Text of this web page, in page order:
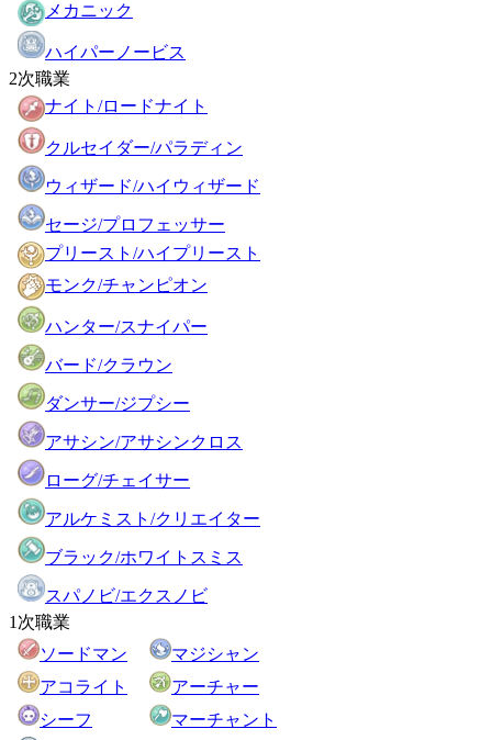
メカニック
ハイパーノービス
2次職業
ナイト/ロードナイト
クルセイダー/パラディン
ウィザード/ハイウィザード
セージ/プロフェッサー
プリースト/ハイプリースト
モンク/チャンピオン
ハンター/スナイパー
バード/クラウン
ダンサー/ジプシー
アサシン/アサシンクロス
ローグ/チェイサー
アルケミスト/クリエイター
ブラック/ホワイトスミス
スパノビ/エクスノビ
1次職業
ソードマン
マジシャン
アコライト
アーチャー
シーフ
マーチャント